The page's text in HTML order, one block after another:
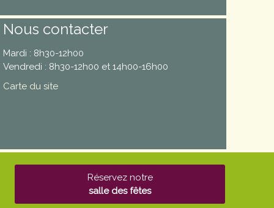
Nous contacter
Mardi : 8h30-12h00
Vendredi : 8h30-12h00 et 14h00-16h00
Carte du site
Réservez notre
salle des fêtes